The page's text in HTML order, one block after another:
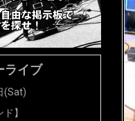
ライブ
(Sat)
】